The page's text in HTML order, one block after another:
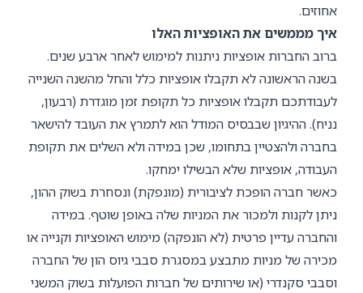
אחוזים.
איך מממשים את האופציות האלו
ברוב החברות אופציות ניתנות למימוש לאחר ארבע שנים.
בשנה הראשונה לא תקבלו אופציות כלל והחל מהשנה השנייה
לעבודתכם תקבלו אופציות כל תקופת זמן מוגדרת (רבעון,
נניח). ההיגיון שבבסיס המודל הוא לתמרץ את העובד להישאר
בחברה ולהצטיין בתחומו, שכן במידה ולא השלים את תקופת
העבודה, אופציות שלא הבשילו ימחקו.
כאשר חברה הופכת לציבורית (מונפקת) ונסחרת בשוק ההון,
ניתן לקנות ולמכור את המניות שלה באופן שוטף. במידה
והחברה עדיין פרטית (לא הונפקה) מימוש האופציות וקנייה או
מכירה של מניות מתבצע במסגרת סבבי גיוס הון של החברה
וסבבי סקנדרי (או שירותים של חברות הפועלות בשוק המשני